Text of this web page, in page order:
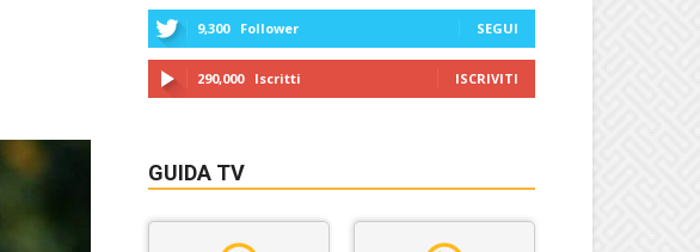
9,300 Follower SEGUI
290,000 Iscritti ISCRIVITI
GUIDA TV